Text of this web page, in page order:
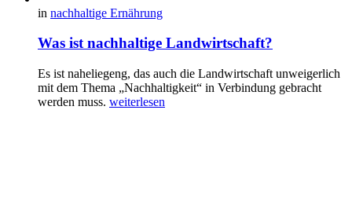
in nachhaltige Ernährung
Was ist nachhaltige Landwirtschaft?
Es ist naheliegeng, das auch die Landwirtschaft unweigerlich
mit dem Thema „Nachhaltigkeit“ in Verbindung gebracht
werden muss. weiterlesen